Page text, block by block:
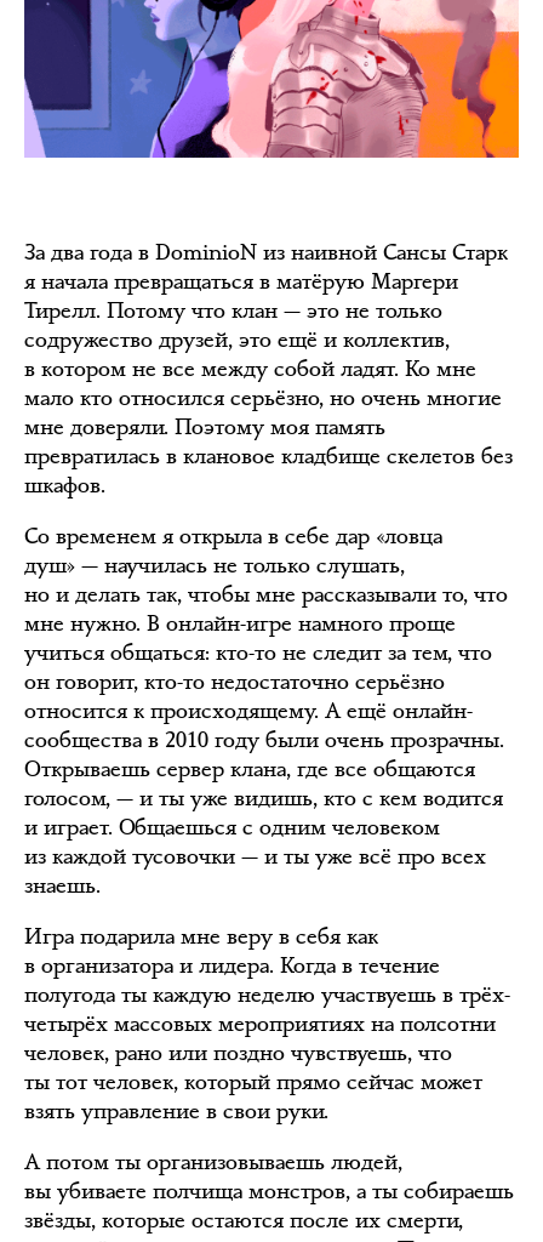
За два года в DominioN из наивной Сансы Старк
я начала превращаться в матёрую Маргери
Тирелл. Потому что клан — это не только
содружество друзей, это ещё и коллектив,
в котором не все между собой ладят. Ко мне
мало кто относился серьёзно, но очень многие
мне доверяли. Поэтому моя память
превратилась в клановое кладбище скелетов без
шкафов.
Со временем я открыла в себе дар «ловца
душ» — научилась не только слушать,
но и делать так, чтобы мне рассказывали то, что
мне нужно. В онлайн-игре намного проще
учиться общаться: кто-то не следит за тем, что
он говорит, кто-то недостаточно серьёзно
относится к происходящему. А ещё онлайн-
сообщества в 2010 году были очень прозрачны.
Открываешь сервер клана, где все общаются
голосом, — и ты уже видишь, кто с кем водится
и играет. Общаешься с одним человеком
из каждой тусовочки — и ты уже всё про всех
знаешь.
Игра подарила мне веру в себя как
в организатора и лидера. Когда в течение
полугода ты каждую неделю участвуешь в трёх-
четырёх массовых мероприятиях на полсотни
человек, рано или поздно чувствуешь, что
ты тот человек, который прямо сейчас может
взять управление в свои руки.
А потом ты организовываешь людей,
вы убиваете полчища монстров, а ты собираешь
звёзды, которые остаются после их смерти,